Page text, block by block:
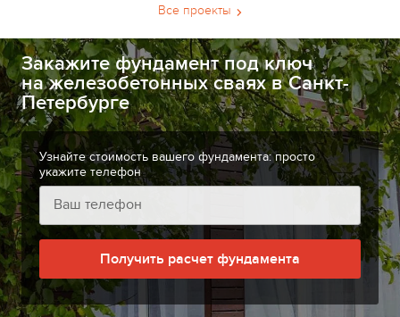
Все проекты
Закажите фундамент под ключ
на железобетонных сваях в Санкт-
Петербурге
Узнайте стоимость вашего фундамента: просто
укажите телефон
Получить расчет фундамента